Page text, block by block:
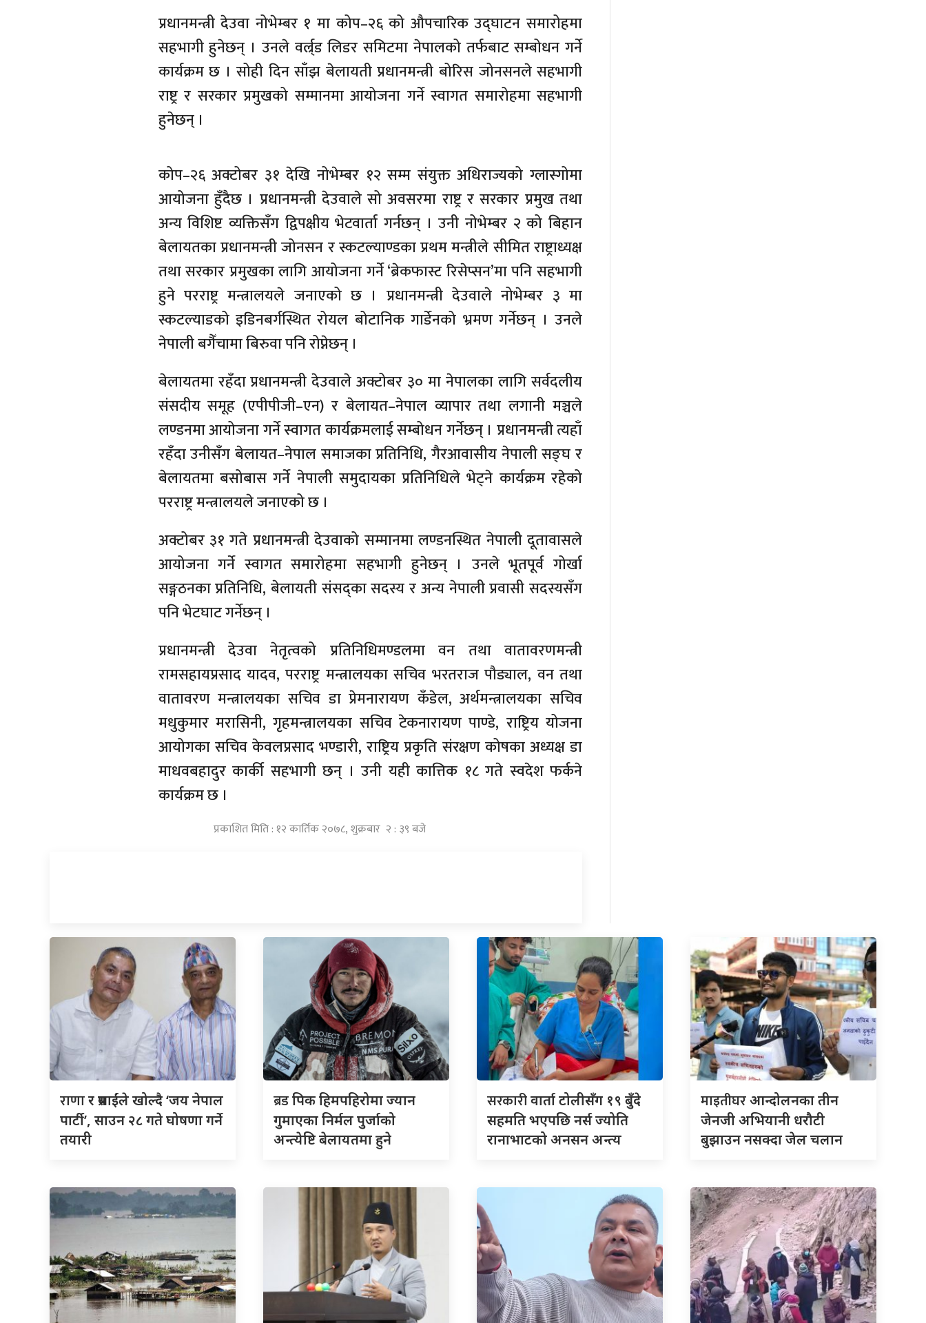
प्रधानमन्त्री देउवा नोभेम्बर १ मा कोप–२६ को औपचारिक उद्घाटन समारोहमा
सहभागी हुनेछन् । उनले वर्ल्र्ड लिडर समिटमा नेपालको तर्फबाट सम्बोधन गर्ने
कार्यक्रम छ । सोही दिन साँझ बेलायती प्रधानमन्त्री बोरिस जोनसनले सहभागी
राष्ट्र र सरकार प्रमुखको सम्मानमा आयोजना गर्ने स्वागत समारोहमा सहभागी
हुनेछन् ।
कोप–२६ अक्टोबर ३१ देखि नोभेम्बर १२ सम्म संयुक्त अधिराज्यको ग्लास्गोमा
आयोजना हुँदैछ । प्रधानमन्त्री देउवाले सो अवसरमा राष्ट्र र सरकार प्रमुख तथा
अन्य विशिष्ट व्यक्तिसँग द्विपक्षीय भेटवार्ता गर्नछन् । उनी नोभेम्बर २ को बिहान
बेलायतका प्रधानमन्त्री जोनसन र स्कटल्याण्डका प्रथम मन्त्रीले सीमित राष्ट्राध्यक्ष
तथा सरकार प्रमुखका लागि आयोजना गर्ने ‘ब्रेकफास्ट रिसेप्सन’मा पनि सहभागी
हुने परराष्ट्र मन्त्रालयले जनाएको छ । प्रधानमन्त्री देउवाले नोभेम्बर ३ मा
स्कटल्याडको इडिनबर्गस्थित रोयल बोटानिक गार्डेनको भ्रमण गर्नेछन् । उनले
नेपाली बगैँचामा बिरुवा पनि रोप्नेछन् ।
बेलायतमा रहँदा प्रधानमन्त्री देउवाले अक्टोबर ३० मा नेपालका लागि सर्वदलीय
संसदीय समूह (एपीपीजी–एन) र बेलायत–नेपाल व्यापार तथा लगानी मञ्चले
लण्डनमा आयोजना गर्ने स्वागत कार्यक्रमलाई सम्बोधन गर्नेछन् । प्रधानमन्त्री त्यहाँ
रहँदा उनीसँग बेलायत–नेपाल समाजका प्रतिनिधि, गैरआवासीय नेपाली सङ्घ र
बेलायतमा बसोबास गर्ने नेपाली समुदायका प्रतिनिधिले भेट्ने कार्यक्रम रहेको
परराष्ट्र मन्त्रालयले जनाएको छ ।
अक्टोबर ३१ गते प्रधानमन्त्री देउवाको सम्मानमा लण्डनस्थित नेपाली दूतावासले
आयोजना गर्ने स्वागत समारोहमा सहभागी हुनेछन् । उनले भूतपूर्व गोर्खा
सङ्गठनका प्रतिनिधि, बेलायती संसद्का सदस्य र अन्य नेपाली प्रवासी सदस्यसँग
पनि भेटघाट गर्नेछन् ।
प्रधानमन्त्री देउवा नेतृत्वको प्रतिनिधिमण्डलमा वन तथा वातावरणमन्त्री
रामसहायप्रसाद यादव, परराष्ट्र मन्त्रालयका सचिव भरतराज पौड्याल, वन तथा
वातावरण मन्त्रालयका सचिव डा प्रेमनारायण कँडेल, अर्थमन्त्रालयका सचिव
मधुकुमार मरासिनी, गृहमन्त्रालयका सचिव टेकनारायण पाण्डे, राष्ट्रिय योजना
आयोगका सचिव केवलप्रसाद भण्डारी, राष्ट्रिय प्रकृति संरक्षण कोषका अध्यक्ष डा
माधवबहादुर कार्की सहभागी छन् । उनी यही कात्तिक १८ गते स्वदेश फर्कने
कार्यक्रम छ ।
प्रकाशित मिति : १२ कार्तिक २०७८, शुक्रबार २ : ३९ बजे
राणार प्रसाईंले खोल्दै ‘जय नेपाल
पार्टी’, साउन २८ गते घोषणा गर्ने
तयारी
ब्रडपिक हिमपहिरोमा ज्यान
गुमाएका निर्मल पुर्जाको
अन्त्येष्टि बेलायतमा हुने
सरकारीवार्ता टोलीसँग १९ बुँदे
सहमति भएपछि नर्स ज्योति
रानाभाटको अनसन अन्त्य
माइतीघरआन्दोलनका तीन
जेनजी अभियानी धरौटी
बुझाउन नसक्दा जेल चलान